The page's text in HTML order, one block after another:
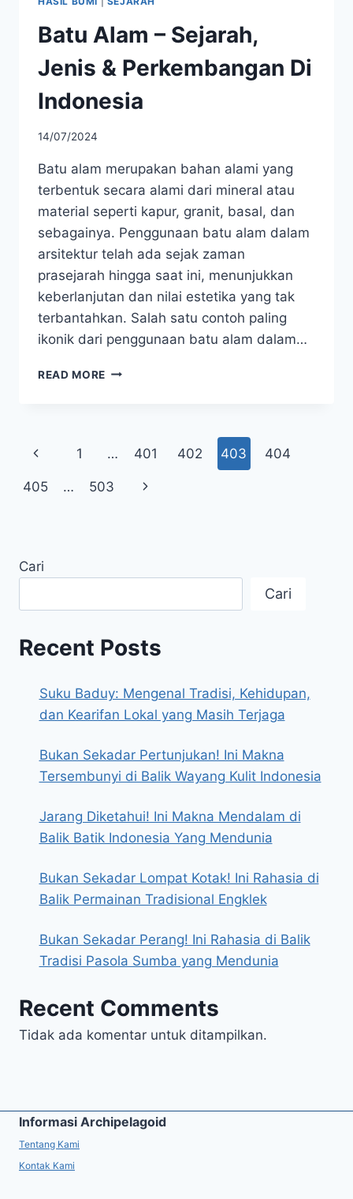
Batu Alam – Sejarah,
Jenis & Perkembangan Di
Indonesia
14/07/2024
Batu alam merupakan bahan alami yang
terbentuk secara alami dari mineral atau
material seperti kapur, granit, basal, dan
sebagainya. Penggunaan batu alam dalam
arsitektur telah ada sejak zaman
prasejarah hingga saat ini, menunjukkan
keberlanjutan dan nilai estetika yang tak
terbantahkan. Salah satu contoh paling
ikonik dari penggunaan batu alam dalam…
READ MORE BATU
DI
Page
navigation
Previous
Page
1 … 401 402 403 404
405 … 503
Next
Cari
Cari
Recent Posts
Suku Baduy: Mengenal Tradisi, Kehidupan,
dan Kearifan Lokal yang Masih Terjaga
Bukan Sekadar Pertunjukan! Ini Makna
Tersembunyi di Balik Wayang Kulit Indonesia
Jarang Diketahui! Ini Makna Mendalam di
Balik Batik Indonesia Yang Mendunia
Bukan Sekadar Lompat Kotak! Ini Rahasia di
Balik Permainan Tradisional Engklek
Bukan Sekadar Perang! Ini Rahasia di Balik
Tradisi Pasola Sumba yang Mendunia
Recent Comments
Tidak ada komentar untuk ditampilkan.
Informasi Archipelagoid
Tentang Kami
Kontak Kami